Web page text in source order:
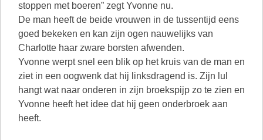
stoppen met boeren” zegt Yvonne nu.
De man heeft de beide vrouwen in de tussentijd eens
goed bekeken en kan zijn ogen nauwelijks van
Charlotte haar zware borsten afwenden.
Yvonne werpt snel een blik op het kruis van de man en
ziet in een oogwenk dat hij linksdragend is. Zijn lul
hangt wat naar onderen in zijn broekspijp zo te zien en
Yvonne heeft het idee dat hij geen onderbroek aan
heeft.